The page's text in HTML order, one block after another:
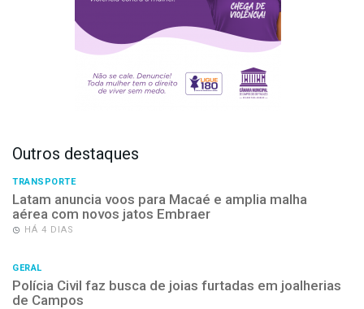
Outros destaques
TRANSPORTE
Latam anuncia voos para Macaé e amplia malha
aérea com novos jatos Embraer
HÁ 4 DIAS
GERAL
Polícia Civil faz busca de joias furtadas em joalherias
de Campos